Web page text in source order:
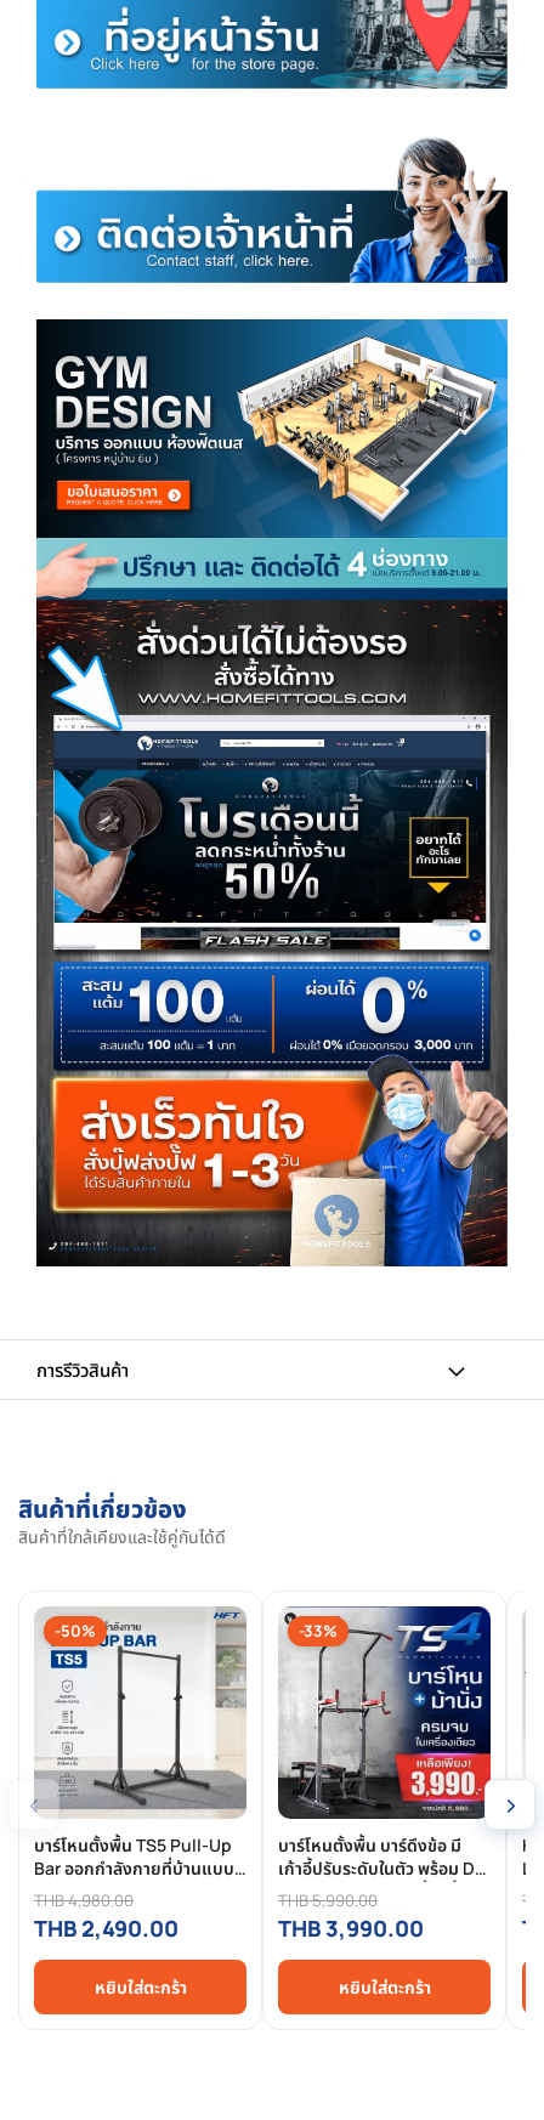
การรีวิวสินค้า
สินค้าที่เกี่ยวข้อง
สินค้าที่ใกล้เคียงและใช้คู่กันได้ดี
‹
-50%
บาร์โหนตั้งพื้น TS5 Pull-Up
Bar ออกกำลังกายที่บ้านแบบ
ครบทุกท่า
THB 4,980.00
THB 2,490.00
หยิบใส่ตะกร้า
-33%
บาร์โหนตั้งพื้น บาร์ดึงข้อ มี
เก้าอี้ปรับระดับในตัว พร้อม Dip
Station Push Up ที่วิดพื้น
รุ่น TS4
THB 5,990.00
THB 3,990.00
หยิบใส่ตะกร้า
ฝึ
›